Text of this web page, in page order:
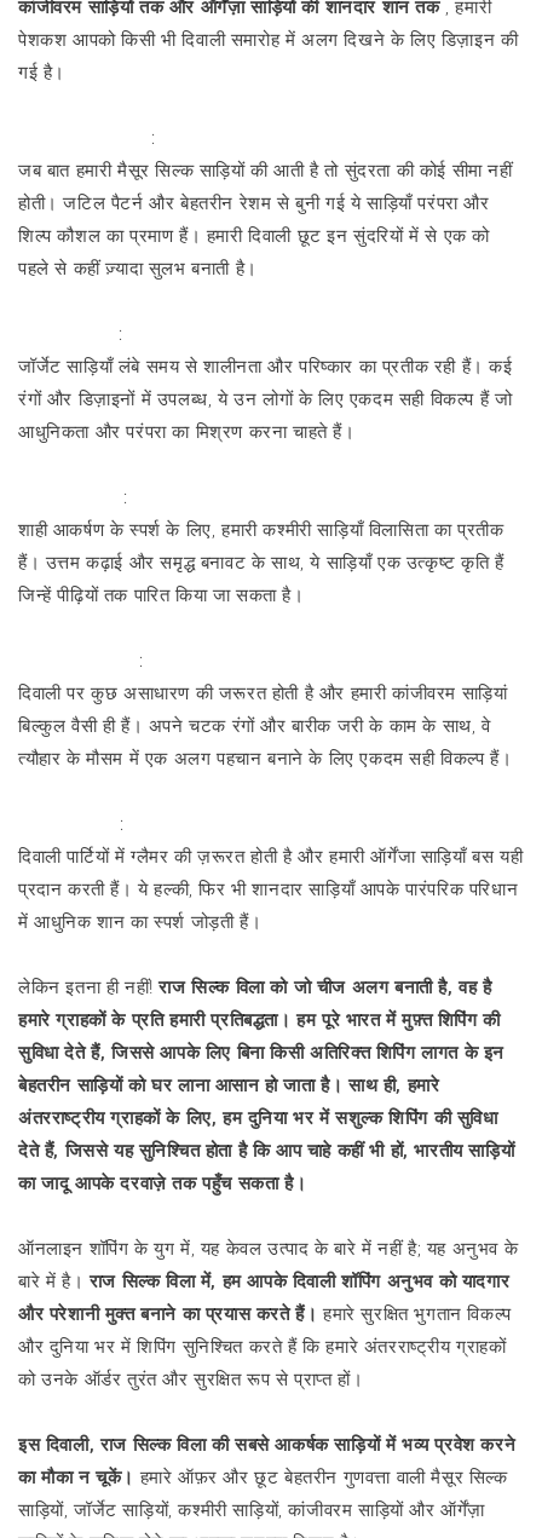
कांजीवरम साड़ियों तक और ऑर्गेंज़ा साड़ियों की शानदार शान तक, हमारी
पेशकश आपको किसी भी दिवाली समारोह में अलग दिखने के लिए डिज़ाइन की
गई है।
:
जब बात हमारी मैसूर सिल्क साड़ियों की आती है तो सुंदरता की कोई सीमा नहीं
होती। जटिल पैटर्न और बेहतरीन रेशम से बुनी गई ये साड़ियाँ परंपरा और
शिल्प कौशल का प्रमाण हैं। हमारी दिवाली छूट इन सुंदरियों में से एक को
पहले से कहीं ज़्यादा सुलभ बनाती है।
:
जॉर्जेट साड़ियाँ लंबे समय से शालीनता और परिष्कार का प्रतीक रही हैं। कई
रंगों और डिज़ाइनों में उपलब्ध, ये उन लोगों के लिए एकदम सही विकल्प हैं जो
आधुनिकता और परंपरा का मिश्रण करना चाहते हैं।
:
शाही आकर्षण के स्पर्श के लिए, हमारी कश्मीरी साड़ियाँ विलासिता का प्रतीक
हैं। उत्तम कढ़ाई और समृद्ध बनावट के साथ, ये साड़ियाँ एक उत्कृष्ट कृति हैं
जिन्हें पीढ़ियों तक पारित किया जा सकता है।
:
दिवाली पर कुछ असाधारण की जरूरत होती है और हमारी कांजीवरम साड़ियां
बिल्कुल वैसी ही हैं। अपने चटक रंगों और बारीक जरी के काम के साथ, वे
त्यौहार के मौसम में एक अलग पहचान बनाने के लिए एकदम सही विकल्प हैं।
:
दिवाली पार्टियों में ग्लैमर की ज़रूरत होती है और हमारी ऑर्गेंजा साड़ियाँ बस यही
प्रदान करती हैं। ये हल्की, फिर भी शानदार साड़ियाँ आपके पारंपरिक परिधान
में आधुनिक शान का स्पर्श जोड़ती हैं।
लेकिन इतना ही नहीं!राज सिल्क विला को जो चीज अलग बनाती है, वह है
हमारे ग्राहकों के प्रति हमारी प्रतिबद्धता। हम पूरे भारत में मुफ़्त शिपिंग की
सुविधा देते हैं, जिससे आपके लिए बिना किसी अतिरिक्त शिपिंग लागत के इन
बेहतरीन साड़ियों को घर लाना आसान हो जाता है। साथ ही, हमारे
अंतरराष्ट्रीय ग्राहकों के लिए, हम दुनिया भर में सशुल्क शिपिंग की सुविधा
देते हैं, जिससे यह सुनिश्चित होता है कि आप चाहे कहीं भी हों, भारतीय साड़ियों
का जादू आपके दरवाज़े तक पहुँच सकता है।
ऑनलाइन शॉपिंग के युग में, यह केवल उत्पाद के बारे में नहीं है; यह अनुभव के
बारे में है।राज सिल्क विला में, हम आपके दिवाली शॉपिंग अनुभव को यादगार
और परेशानी मुक्त बनाने का प्रयास करते हैं। हमारे सुरक्षित भुगतान विकल्प
और दुनिया भर में शिपिंग सुनिश्चित करते हैं कि हमारे अंतरराष्ट्रीय ग्राहकों
को उनके ऑर्डर तुरंत और सुरक्षित रूप से प्राप्त हों।
इस दिवाली, राज सिल्क विला की सबसे आकर्षक साड़ियों में भव्य प्रवेश करने
का मौका न चूकें। हमारे ऑफ़र और छूट बेहतरीन गुणवत्ता वाली मैसूर सिल्क
साड़ियों, जॉर्जेट साड़ियों, कश्मीरी साड़ियों, कांजीवरम साड़ियों और ऑर्गेंज़ा